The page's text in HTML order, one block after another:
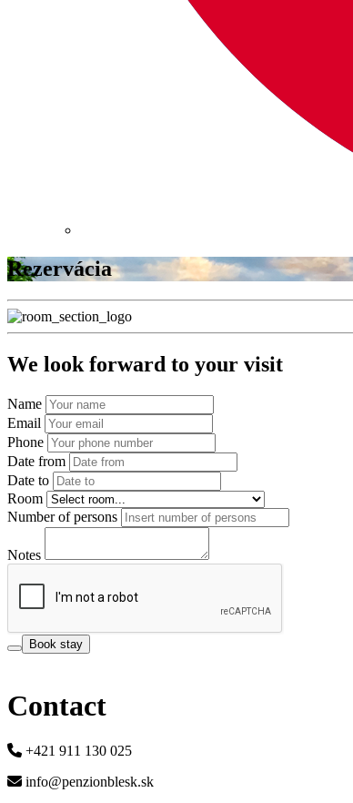
Rezervácia
We look forward to your visit
Name
Email
Phone
Date from
Date to
Room
Number of persons
Notes
Book stay
Contact
+421 911 130 025
info@penzionblesk.sk